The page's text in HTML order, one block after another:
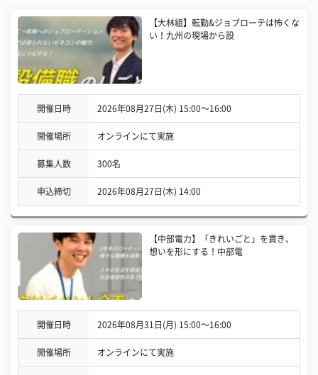
【大林組】転勤&ジョブローテは怖くな
い！九州の現場から設
開催日時 2026年08月27日(木) 15:00〜16:00
開催場所 オンラインにて実施
募集人数 300名
申込締切 2026年08月27日(木) 14:00
【中部電力】「きれいごと」を貫き、
想いを形にする！中部電
開催日時 2026年08月31日(月) 15:00〜16:00
開催場所 オンラインにて実施